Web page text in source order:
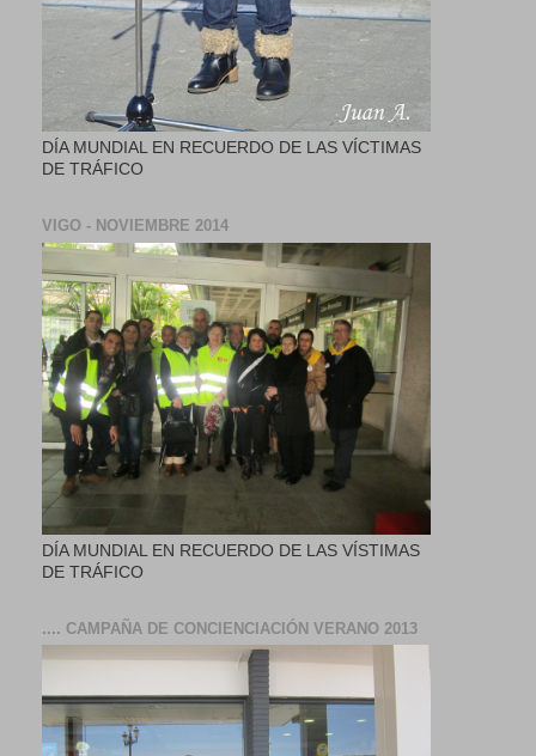
DÍA MUNDIAL EN RECUERDO DE LAS VÍCTIMAS
DE TRÁFICO
VIGO - NOVIEMBRE 2014
DÍA MUNDIAL EN RECUERDO DE LAS VÍSTIMAS
DE TRÁFICO
.... CAMPAÑA DE CONCIENCIACIÓN VERANO 2013